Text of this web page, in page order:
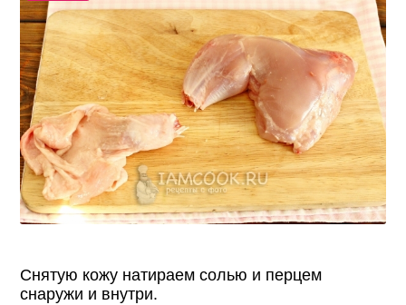
Снятую кожу натираем солью и перцем
снаружи и внутри.